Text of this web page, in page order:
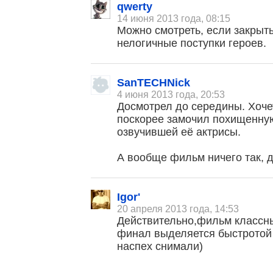
qwerty
14 июня 2013 года, 08:15
Можно смотреть, если
нелогичные поступки героев.
SanTECHNick
4 июня 2013 года, 20:53
Досмотрел до середины.
поскорее замочил
озвучившей её актрисы.
А вообще фильм ничего так,
Igor'
20 апреля 2013 года, 14:53
Действительно,фильм
финал выделяется
наспех снимали)